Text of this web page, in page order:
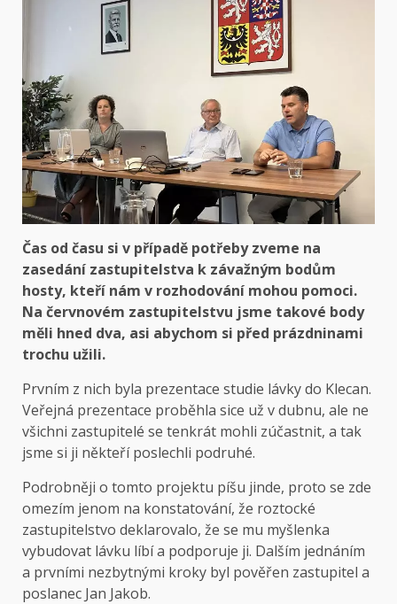
Čas od času si v případě potřeby zveme na
zasedání zastupitelstva k závažným bodům
hosty, kteří nám v rozhodování mohou pomoci.
Na červnovém zastupitelstvu jsme takové body
měli hned dva, asi abychom si před prázdninami
trochu užili.
Prvním z nich byla prezentace studie lávky do Klecan.
Veřejná prezentace proběhla sice už v dubnu, ale ne
všichni zastupitelé se tenkrát mohli zúčastnit, a tak
jsme si ji někteří poslechli podruhé.
Podrobněji o tomto projektu píšu jinde, proto se zde
omezím jenom na konstatování, že roztocké
zastupitelstvo deklarovalo, že se mu myšlenka
vybudovat lávku líbí a podporuje ji. Dalším jednáním
a prvními nezbytnými kroky byl pověřen zastupitel a
poslanec Jan Jakob.